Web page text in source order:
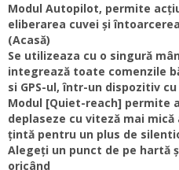
Modul Autopilot, permite
eliberarea cuvei și
(Acasă)
Se utilizeaza cu o singură
integrează toate comenzile
si GPS-ul, într-un dispozitiv
Modul [Quiet-reach] permite
deplaseze cu viteză mai
țintă pentru un plus de
Alegeți un punct de pe hartă
oricând